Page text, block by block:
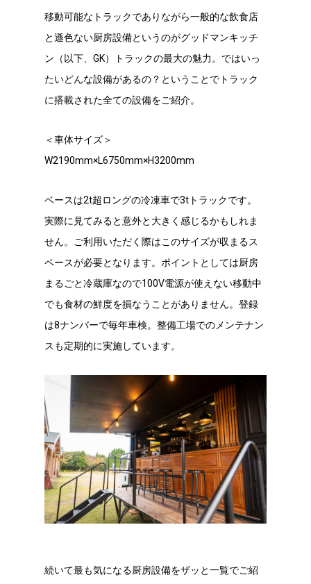
移動可能なトラックでありながら一般的な飲食店
と遜色ない厨房設備というのがグッドマンキッチ
ン（以下、GK）トラックの最大の魅力。ではいっ
たいどんな設備があるの？ということでトラック
に搭載された全ての設備をご紹介。
＜車体サイズ＞
W2190mm×L6750mm×H3200mm
ベースは2t超ロングの冷凍車で3tトラックです。
実際に見てみると意外と大きく感じるかもしれま
せん。ご利用いただく際はこのサイズが収まるス
ペースが必要となります。ポイントとしては厨房
まるごと冷蔵庫なので100V電源が使えない移動中
でも食材の鮮度を損なうことがありません。登録
は8ナンバーで毎年車検。整備工場でのメンテナン
スも定期的に実施しています。
続いて最も気になる厨房設備をザッと一覧でご紹